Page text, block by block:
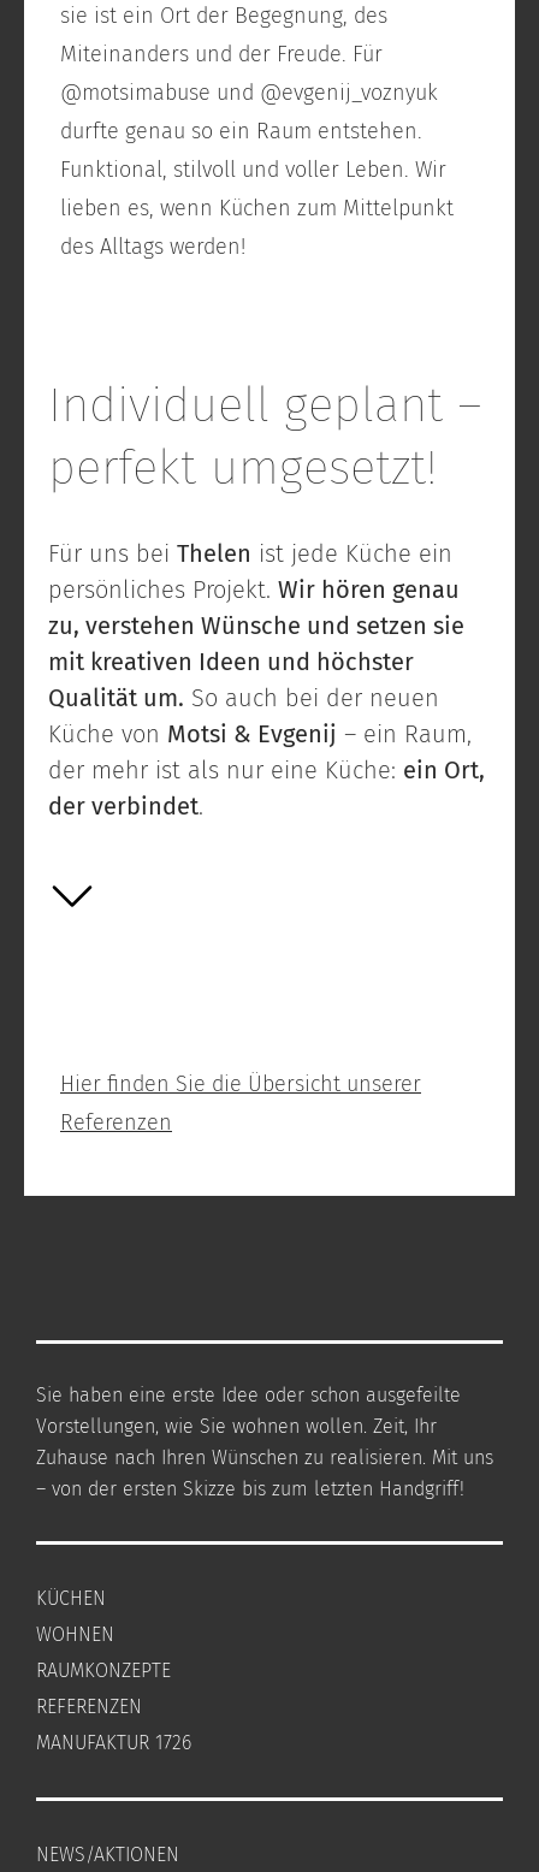
sie ist ein Ort der Begegnung, des
Miteinanders und der Freude. Für
@motsimabuse und @evgenij_voznyuk
durfte genau so ein Raum entstehen.
Funktional, stilvoll und voller Leben. Wir
lieben es, wenn Küchen zum Mittelpunkt
des Alltags werden!
Individuell geplant –
perfekt umgesetzt!
Für uns bei Thelen ist jede Küche ein
persönliches Projekt. Wir hören genau
zu, verstehen Wünsche und setzen sie
mit kreativen Ideen und höchster
Qualität um. So auch bei der neuen
Küche von Motsi & Evgenij – ein Raum,
der mehr ist als nur eine Küche: ein Ort,
der verbindet.
Hier finden Sie die Übersicht unserer
Referenzen
Sie haben eine erste Idee oder schon ausgefeilte
Vorstellungen, wie Sie wohnen wollen. Zeit, Ihr
Zuhause nach Ihren Wünschen zu realisieren. Mit uns
– von der ersten Skizze bis zum letzten Handgriff!
KÜCHEN
WOHNEN
RAUMKONZEPTE
REFERENZEN
MANUFAKTUR 1726
NEWS/AKTIONEN